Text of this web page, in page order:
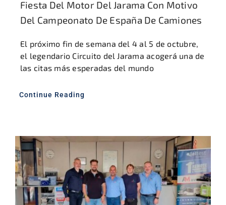
Fiesta Del Motor Del Jarama Con Motivo
Del Campeonato De España De Camiones
El próximo fin de semana del 4 al 5 de octubre,
el legendario Circuito del Jarama acogerá una de
las citas más esperadas del mundo
Continue Reading